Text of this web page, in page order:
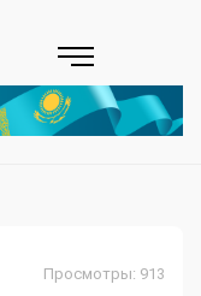
Просмотры: 913